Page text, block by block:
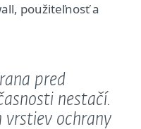
použiteľnosť a
pred
nestačí.
vrstiev ochrany